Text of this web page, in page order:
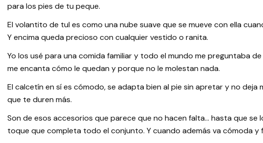
para los pies de tu peque.
El volantito de tul es como una nube suave que se mueve con ella
Y encima queda precioso con cualquier vestido o ranita.
Yo los usé para una comida familiar y todo el mundo me preguntaba
me encanta cómo le quedan y porque no le molestan nada.
El calcetín en sí es cómodo, se adapta bien al pie sin apretar y no
que te duren más.
Son de esos accesorios que parece que no hacen falta… hasta que se
toque que completa todo el conjunto. Y cuando además va cómoda y